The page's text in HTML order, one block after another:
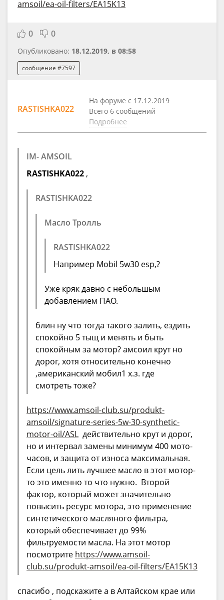
amsoil/ea-oil-filters/EA15K13
0 0
Опубликовано: 18.12.2019, в 08:58
сообщение #7597
RASTISHKA022
На форуме с 17.12.2019
Всего 6 сообщений
Подробнее
IM- AMSOIL
RASTISHKA022 ,
RASTISHKA022
Масло Тролль
RASTISHKA022
Например Mobil 5w30 esp,?
Уже кряк давно с небольшым
добавлением ПАО.
блин ну что тогда такого залить, ездить
спокойно 5 тыщ и менять и быть
спокойным за мотор? амсоил крут но
дорог, хотя относительно конечно
,американский мобил1 х.з. где
смотреть тоже?
https://www.amsoil-club.su/produkt-
amsoil/signature-series-5w-30-synthetic-
motor-oil/ASL действительно крут и дорог,
но и интервал замены минимум 400 мото-
часов, и защита от износа максимальная.
Если цель лить лучшее масло в этот мотор-
то это именно то что нужно. Второй
фактор, который может значительно
повысить ресурс мотора, это применение
синтетического масляного фильтра,
который обеспечивает до 99%
фильтруемости масла. На этот мотор
посмотрите https://www.amsoil-
club.su/produkt-amsoil/ea-oil-filters/EA15K13
спасибо , подскажите а в Алтайском крае или